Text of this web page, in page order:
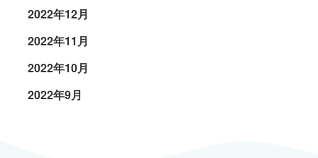
2022年12月
2022年11月
2022年10月
2022年9月